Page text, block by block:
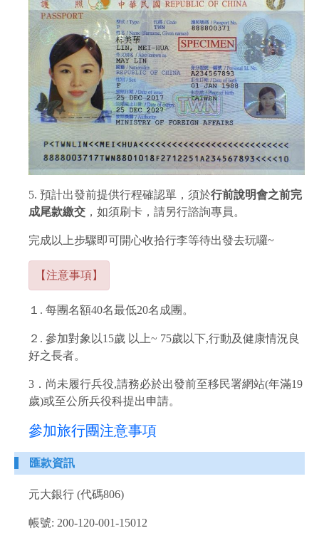
5. 預計出發前提供行程確認單，須於行前說明會之前完
成尾款繳交 ，如須刷卡，請另行諮詢專員。
完成以上步驟即可開心收拾行李等待出發去玩囉~
【注意事項】
１. 每團名額40名最低20名成團。
２. 參加對象以15歲 以上~ 75歲以下,行動及健康情況良
好之長者。
3．尚未履行兵役,請務必於出發前至移民署網站(年滿19
歲)或至公所兵役科提出申請。
參加旅行團注意事項
匯款資訊
元大銀行 (代碼806)
帳號: 200-120-001-15012